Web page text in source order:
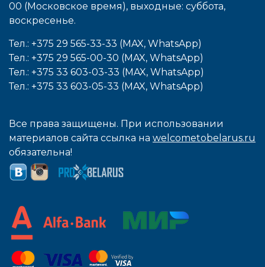
00 (Московское время), выходные: cуббота,
воcкресенье.
Тел.: +375 29 565-33-33 (MAX, WhatsApp)
Тел.: +375 29 565-00-30 (MAX, WhatsApp)
Тел.: +375 33 603-03-33 (MAX, WhatsApp)
Тел.: +375 33 603-05-33 (MAX, WhatsApp)
Все права защищены. При использовании
материалов сайта ссылка на welcometobelarus.ru
обязательна!